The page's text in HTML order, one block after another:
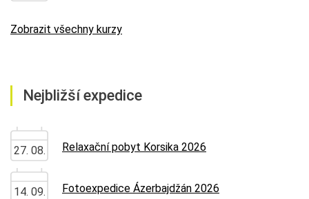
Zobrazit všechny kurzy
Nejbližší expedice
27. 08. Relaxační pobyt Korsika 2026
14. 09. Fotoexpedice Ázerbajdžán 2026